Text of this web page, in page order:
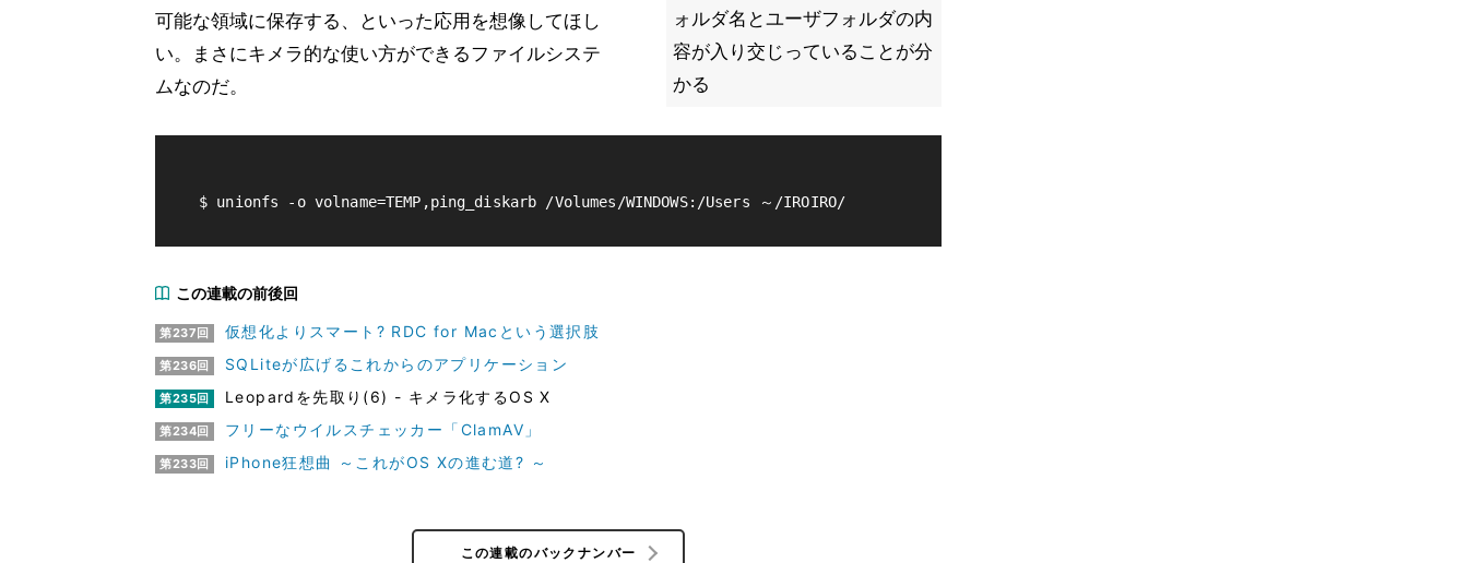
ォルダ名とユーザフォルダの内
容が入り交じっていることが分
かる
可能な領域に保存する、といった応用を想像してほし
い。まさにキメラ的な使い方ができるファイルシステ
ムなのだ。
この連載の前後回
第237回 仮想化よりスマート? RDC for Macという選択肢
第236回 SQLiteが広げるこれからのアプリケーション
第235回 Leopardを先取り(6) - キメラ化するOS X
第234回 フリーなウイルスチェッカー「ClamAV」
第233回 iPhone狂想曲 ～これがOS Xの進む道? ～
この連載のバックナンバー